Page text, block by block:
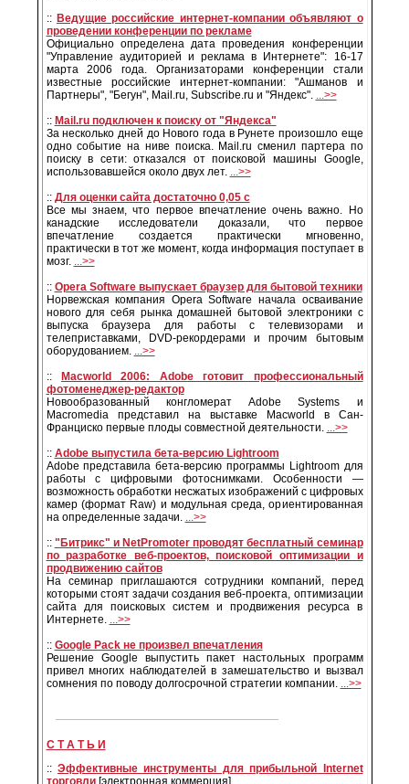
:: Ведущие российские интернет-компании объявляют о
проведении конференции по рекламе
Официально определена дата проведения конференции
"Управление аудиторией и реклама в Интернете": 16-17
марта 2006 года. Организаторами конференции стали
известные российские интернет-компании: "Ашманов и
Партнеры", "Бегун", Mail.ru, Subscribe.ru и "Яндекс". ...>>
:: Mail.ru подключен к поиску от "Яндекса"
За несколько дней до Нового года в Рунете произошло еще
одно событие на ниве поиска. Mail.ru сменил партера по
поиску в сети: отказался от поисковой машины Google,
использовавшейся около двух лет. ...>>
:: Для оценки сайта достаточно 0,05 с
Все мы знаем, что первое впечатление очень важно. Но
канадские исследователи доказали, что первое
впечатление создается практически мгновенно,
практически в тот же момент, когда информация поступает в
мозг. ...>>
:: Opera Software выпускает браузер для бытовой техники
Норвежская компания Opera Software начала осваивание
нового для себя рынка домашней бытовой электроники с
выпуска браузера для работы с телевизорами и
телеприставками, DVD-рекордерами и прочим бытовым
оборудованием. ...>>
::
Macworld 2006: Adobe готовит профессиональный
фотоменеджер-редактор
Новообразованный конгломерат Adobe Systems и
Macromedia представил на выставке Macworld в Сан-
Франциско первые плоды совместной деятельности. ...>>
:: Adobe выпустила бета-версию Lightroom
Adobe представила бета-версию программы Lightroom для
работы с цифровыми фотоснимками. Особенности —
возможность обработки несжатых изображений с цифровых
камер (формат Raw) и модульная среда, ориентированная
на определенные задачи. ...>>
:: "Битрикс" и NetPromoter проводят бесплатный семинар
по разработке веб-проектов, поисковой оптимизации и
продвижению сайтов
На семинар приглашаются сотрудники компаний, перед
которыми стоят задачи создания веб-проекта, оптимизации
сайта для поисковых систем и продвижения ресурса в
Интернете. ...>>
:: Google Pack не произвел впечатления
Решение Google выпустить пакет настольных программ
привел многих наблюдателей в замешательство и вызвал
сомнения по поводу долгосрочной стратегии компании. ...>>
С Т A T Ь И
:: Эффективные инструменты для прибыльной Internet
торговли[электронная коммерция]